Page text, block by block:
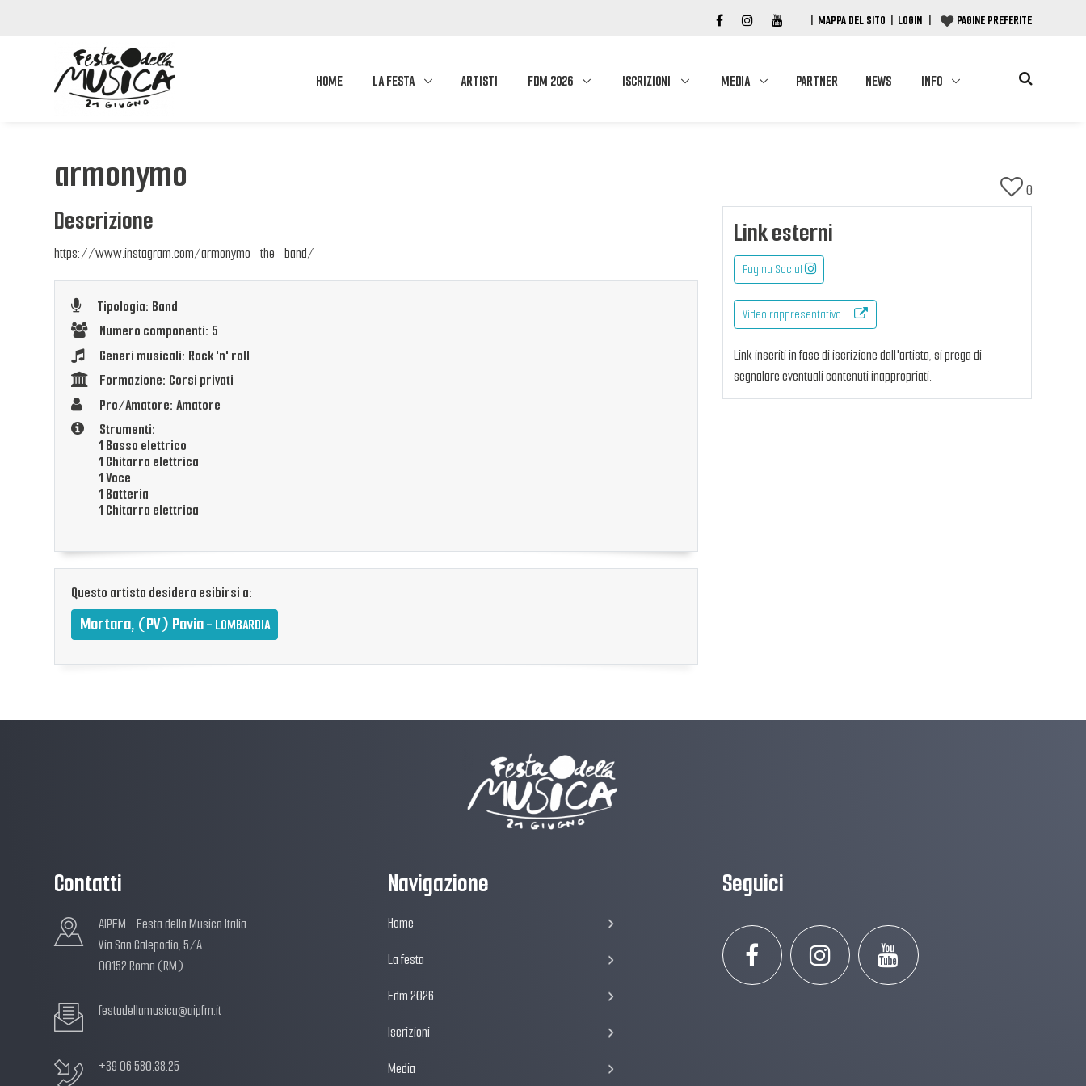
| MAPPA DEL SITO | LOGIN | PAGINE PREFERITE
HOME LA FESTA ARTISTI FDM 2026 ISCRIZIONI MEDIA PARTNER NEWS INFO
0
armonymo
Descrizione
https://www.instagram.com/armonymo_the_band/
Tipologia: Band
Numero componenti: 5
Generi musicali: Rock 'n' roll
Formazione: Corsi privati
Pro/Amatore: Amatore
Strumenti:
1 Basso elettrico
1 Chitarra elettrica
1 Voce
1 Batteria
1 Chitarra elettrica
Questo artista desidera esibirsi a:
Mortara, (PV) Pavia- LOMBARDIA
Link esterni
Pagina Social
Video rappresentativo
Link inseriti in fase di iscrizione dall'artista, si prega di
segnalare eventuali contenuti inappropriati.
Contatti
AIPFM - Festa della Musica Italia
Via San Calepodio, 5/A
00152 Roma (RM)
festadellamusica@aipfm.it
+39 06 580.38.25
Navigazione
Home
La festa
Fdm 2026
Iscrizioni
Media
Seguici